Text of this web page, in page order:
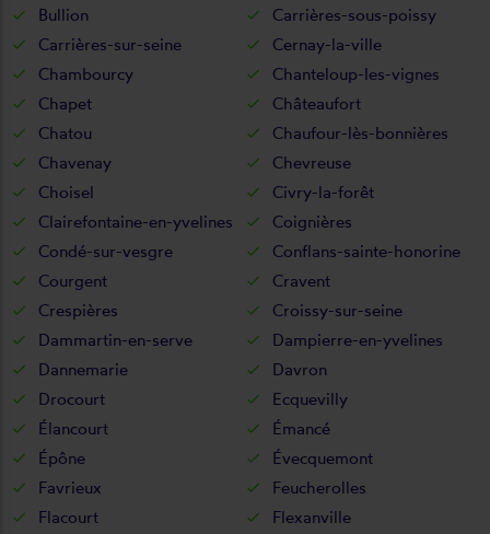
Bullion
Carrières-sous-poissy
Carrières-sur-seine
Cernay-la-ville
Chambourcy
Chanteloup-les-vignes
Chapet
Châteaufort
Chatou
Chaufour-lès-bonnières
Chavenay
Chevreuse
Choisel
Civry-la-forêt
Clairefontaine-en-yvelines
Coignières
Condé-sur-vesgre
Conflans-sainte-honorine
Courgent
Cravent
Crespières
Croissy-sur-seine
Dammartin-en-serve
Dampierre-en-yvelines
Dannemarie
Davron
Drocourt
Ecquevilly
Élancourt
Émancé
Épône
Évecquemont
Favrieux
Feucherolles
Flacourt
Flexanville